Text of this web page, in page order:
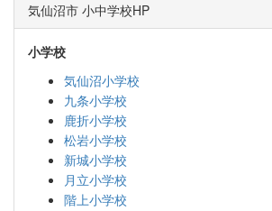
気仙沼市 小中学校HP
小学校
気仙沼小学校
九条小学校
鹿折小学校
松岩小学校
新城小学校
月立小学校
階上小学校